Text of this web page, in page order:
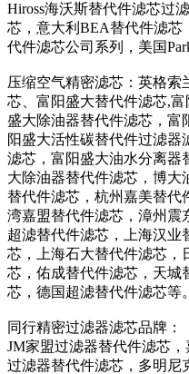
Hiross海沃斯替代件滤芯过
芯，意大利BEA替代件滤芯
代件滤芯公司系列，美国
压缩空气精密滤芯：英格索
芯、富阳盛大替代件滤芯,
盛大除油器替代件滤芯，富
阳盛大活性碳替代件过滤器
滤芯，富阳盛大油水分离器
大除油器替代件滤芯，博大
替代件滤芯，杭州嘉美替代
湾嘉盟替代件滤芯，漳州震
超滤替代件滤芯，上海汉业
芯，上海石大替代件滤芯，
芯，佑成替代件滤芯，天城
芯，德国超滤替代件滤芯等。
同行精密过滤器滤芯品牌：
JM家盟过滤器替代件滤芯
过滤器替代件滤芯，多明尼